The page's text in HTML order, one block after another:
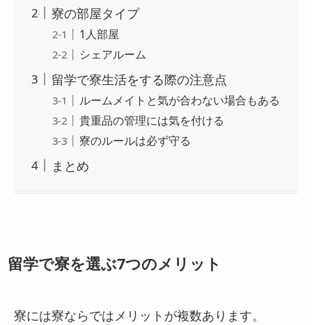
寮の部屋タイプ
1人部屋
シェアルーム
留学で寮生活をする際の注意点
ルームメイトと気が合わない場合もある
貴重品の管理には気を付ける
寮のルールは必ず守る
まとめ
留学で寮を選ぶ7つのメリット
寮には寮ならではメリットが複数あります。